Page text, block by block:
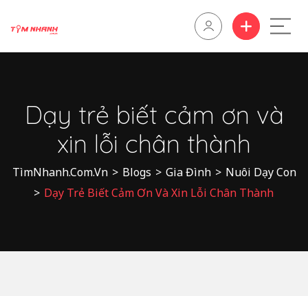
Dạy trẻ biết cảm ơn và
xin lỗi chân thành
TìmNhanh.Com.Vn > Blogs > Gia Đình > Nuôi Dạy Con
> Dạy Trẻ Biết Cảm Ơn Và Xin Lỗi Chân Thành